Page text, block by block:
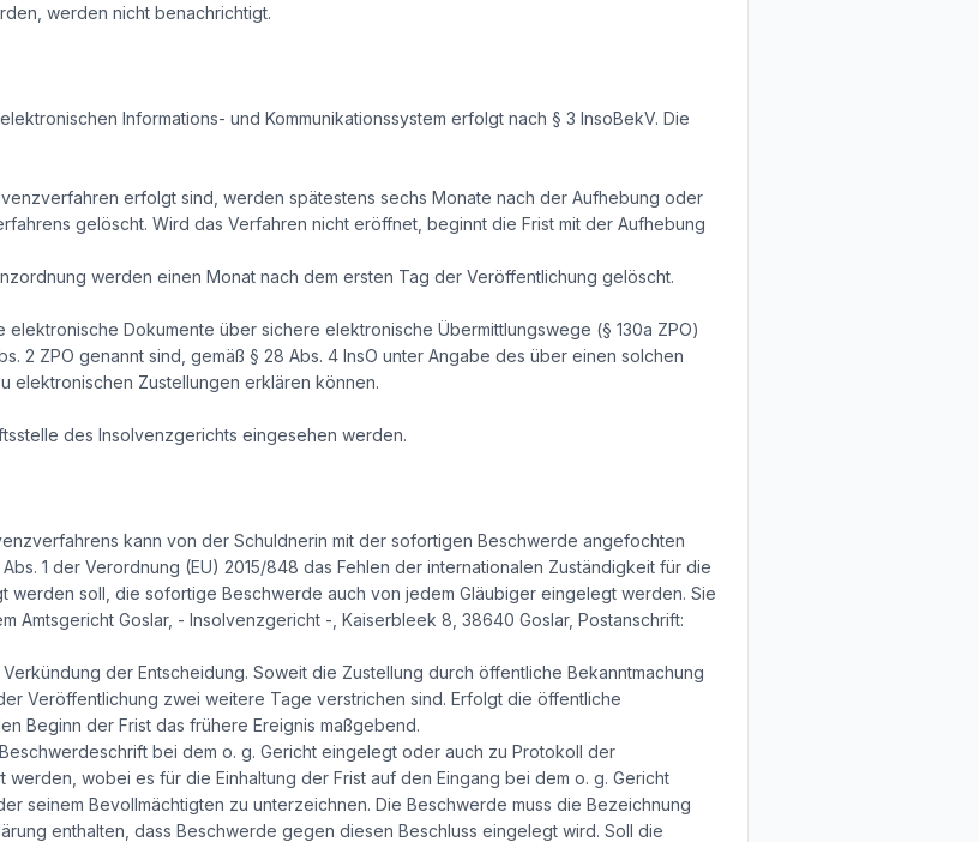
werden nicht benachrichtigt.
Informations- und Kommunikationssystem erfolgt nach § 3 InsoBekV. Die
erfolgt sind, werden spätestens sechs Monate nach der Aufhebung oder
gelöscht. Wird das Verfahren nicht eröffnet, beginnt die Frist mit der Aufhebung
werden einen Monat nach dem ersten Tag der Veröffentlichung gelöscht.
Dokumente über sichere elektronische Übermittlungswege (§ 130a ZPO)
2 ZPO genannt sind, gemäß § 28 Abs. 4 InsO unter Angabe des über einen solchen
elektronischen Zustellungen erklären können.
des Insolvenzgerichts eingesehen werden.
kann von der Schuldnerin mit der sofortigen Beschwerde angefochten
1 der Verordnung (EU) 2015/848 das Fehlen der internationalen Zuständigkeit für die
werden soll, die sofortige Beschwerde auch von jedem Gläubiger eingelegt werden. Sie
Amtsgericht Goslar, - Insolvenzgericht -, Kaiserbleek 8, 38640 Goslar, Postanschrift:
der Entscheidung. Soweit die Zustellung durch öffentliche Bekanntmachung
Veröffentlichung zwei weitere Tage verstrichen sind. Erfolgt die öffentliche
Beginn der Frist das frühere Ereignis maßgebend.
bei dem o. g. Gericht eingelegt oder auch zu Protokoll der
wobei es für die Einhaltung der Frist auf den Eingang bei dem o. g. Gericht
seinem Bevollmächtigten zu unterzeichnen. Die Beschwerde muss die Bezeichnung
enthalten, dass Beschwerde gegen diesen Beschluss eingelegt wird. Soll die